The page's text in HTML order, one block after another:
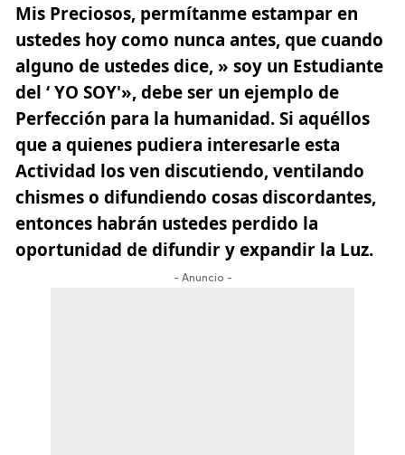
Mis Preciosos, permítanme estampar en
ustedes hoy como nunca antes, que cuando
alguno de ustedes dice, » soy un Estudiante
del ‘ YO SOY'», debe ser un ejemplo de
Perfección para la humanidad. Si aquéllos
que a quienes pudiera interesarle esta
Actividad los ven discutiendo, ventilando
chismes o difundiendo cosas discordantes,
entonces habrán ustedes perdido la
oportunidad de difundir y expandir la Luz.
- Anuncio -